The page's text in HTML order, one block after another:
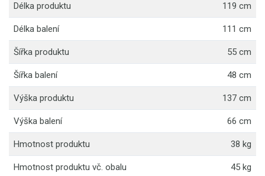
Délka produktu 119 cm
Délka balení 111 cm
Šířka produktu 55 cm
Šířka balení 48 cm
Výška produktu 137 cm
Výška balení 66 cm
Hmotnost produktu 38 kg
Hmotnost produktu vč. obalu 45 kg